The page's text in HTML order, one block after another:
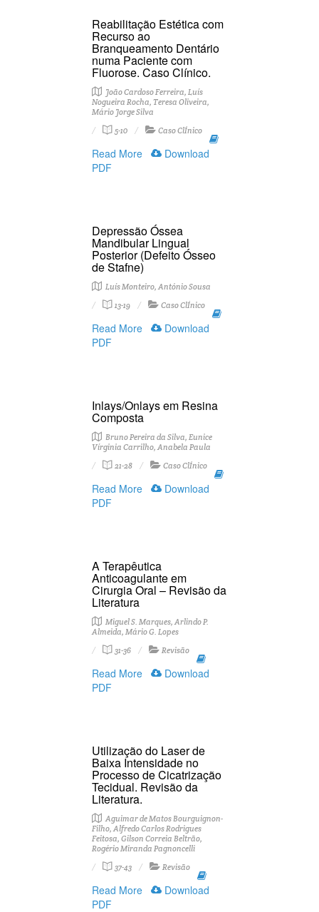
Reabilitação Estética com
Recurso ao
Branqueamento Dentário
numa Paciente com
Fluorose. Caso Clínico.
João Cardoso Ferreira, Luís
Nogueira Rocha, Teresa Oliveira,
Mário Jorge Silva
5-10
Caso ClÍnico
Read More
Download
PDF
Depressão Óssea
Mandibular Lingual
Posterior (Defeito Ósseo
de Stafne)
Luís Monteiro, António Sousa
13-19
Caso ClÍnico
Read More
Download
PDF
Inlays/Onlays em Resina
Composta
Bruno Pereira da Silva, Eunice
Vírginia Carrilho, Anabela Paula
21-28
Caso ClÍnico
Read More
Download
PDF
A Terapêutica
Anticoagulante em
Cirurgia Oral – Revisão da
Literatura
Miguel S. Marques, Arlindo P.
Almeida, Mário G. Lopes
31-36
Revisão
Read More
Download
PDF
Utilização do Laser de
Baixa Intensidade no
Processo de Cicatrização
Tecidual. Revisão da
Literatura.
Aguimar de Matos Bourguignon-
Filho, Alfredo Carlos Rodrigues
Feitosa, Gilson Correia Beltrão,
Rogério Miranda Pagnoncelli
37-43
Revisão
Read More
Download
PDF